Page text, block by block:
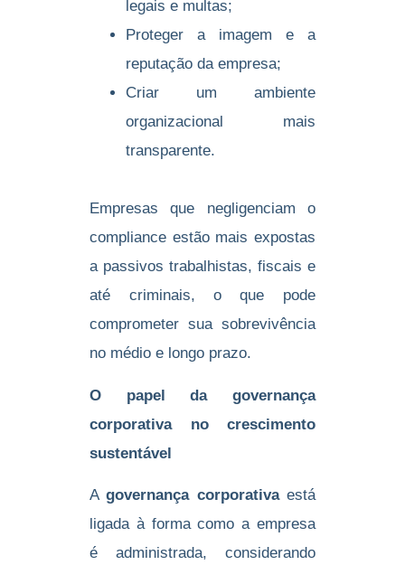
legais e multas;
Proteger a imagem e a
reputação da empresa;
Criar um ambiente
organizacional mais
transparente.
Empresas que negligenciam o
compliance estão mais expostas
a passivos trabalhistas, fiscais e
até criminais, o que pode
comprometer sua sobrevivência
no médio e longo prazo.
O papel da governança
corporativa no crescimento
sustentável
Agovernança corporativaestá
ligada à forma como a empresa
é administrada, considerando